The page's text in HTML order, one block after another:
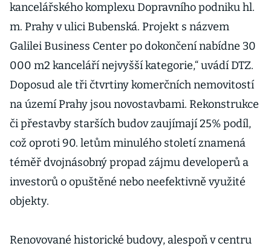
kancelářského komplexu Dopravního podniku hl.
m. Prahy v ulici Bubenská. Projekt s názvem
Galilei Business Center po dokončení nabídne 30
000 m2 kanceláří nejvyšší kategorie,“ uvádí DTZ.
Doposud ale tři čtvrtiny komerčních nemovitostí
na území Prahy jsou novostavbami. Rekonstrukce
či přestavby starších budov zaujímají 25% podíl,
což oproti 90. letům minulého století znamená
téměř dvojnásobný propad zájmu developerů a
investorů o opuštěné nebo neefektivně využité
objekty.
Renovované historické budovy, alespoň v centru